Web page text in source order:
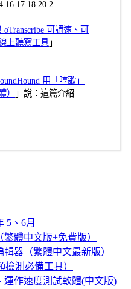
16 17 18 20 2...
可調速、可
上聽寫工具 」
用「哼歌」
）
」說：這篇介紹
5、6月
體中文版+免費版）
器（繁體中文最新版）
測必備工具）
運作速度測試軟體(中文版)